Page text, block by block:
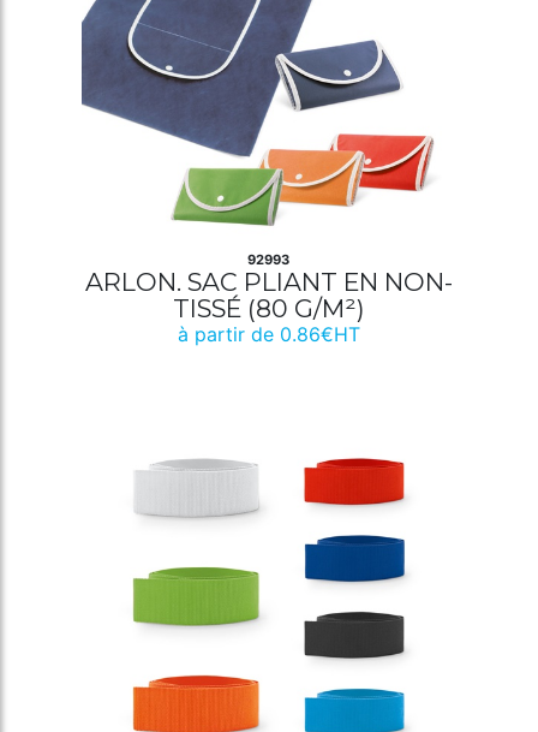
92993
ARLON. SAC PLIANT EN NON-
TISSÉ (80 G/M²)
à partir de 0.86€HT